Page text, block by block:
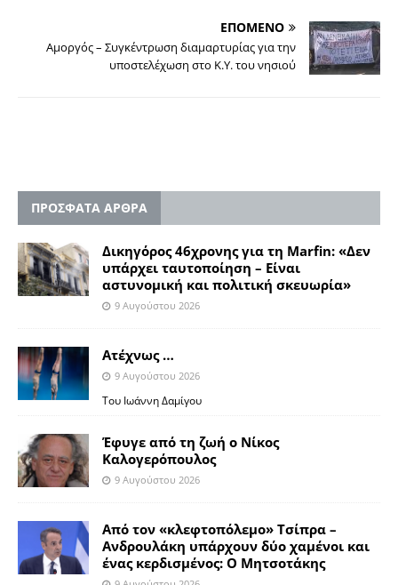
ΕΠΟΜΕΝΟ
Αμοργός – Συγκέντρωση διαμαρτυρίας για την
υποστελέχωση στο Κ.Υ. του νησιού
ΠΡΟΣΦΑΤΑ ΑΡΘΡΑ
Δικηγόρος 46χρονης για τη Marfin: «Δεν
υπάρχει ταυτοποίηση – Είναι
αστυνομική και πολιτική σκευωρία»
9 Αυγούστου 2026
Ατέχνως …
9 Αυγούστου 2026
Του Ιωάννη Δαμίγου
Έφυγε από τη ζωή ο Νίκος
Καλογερόπουλος
9 Αυγούστου 2026
Από τον «κλεφτοπόλεμο» Τσίπρα –
Ανδρουλάκη υπάρχουν δύο χαμένοι και
ένας κερδισμένος: Ο Μητσοτάκης